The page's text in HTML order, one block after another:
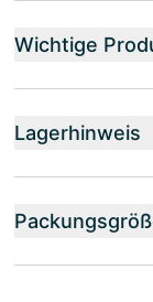
Wichtige
Lagerhinweis